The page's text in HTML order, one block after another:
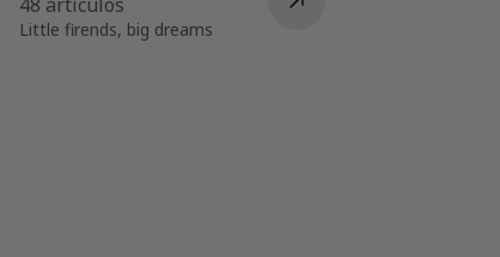
Little firends, big dreams